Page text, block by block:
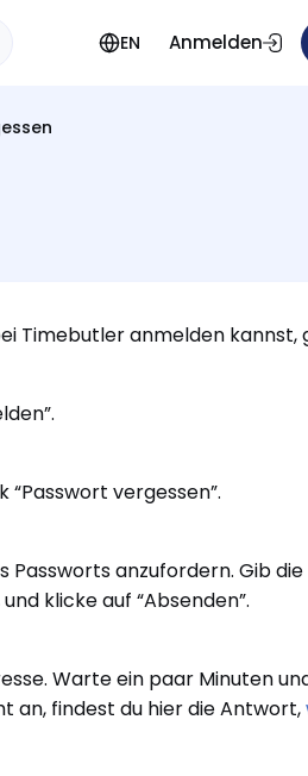
EN Anmelden
Timebutler anmelden kannst,
vergessen”.
Passworts anzufordern. Gib
klicke auf “Absenden”.
Warte ein paar Minuten
an, findest du hier die Antwort,